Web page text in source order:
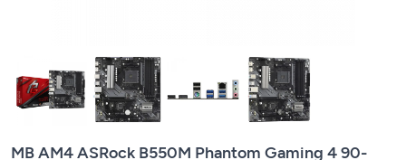
MB AM4 ASRock B550M Phantom Gaming 4 90-